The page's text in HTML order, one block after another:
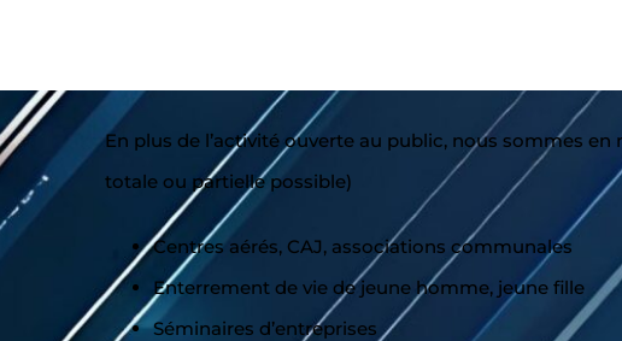
En plus de l’activité ouverte au public, nous sommes
totale ou partielle possible)
Centres aérés, CAJ, associations communales
Enterrement de vie de jeune homme, jeune fille
Séminaires d’entreprises